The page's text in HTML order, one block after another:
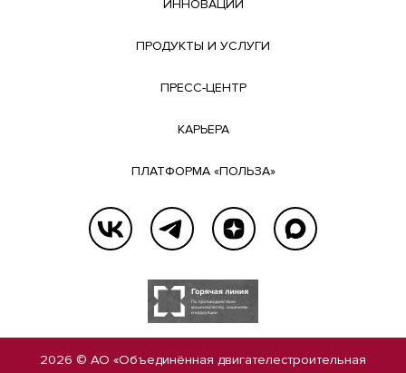
ИННОВАЦИИ
ПРОДУКТЫ И УСЛУГИ
ПРЕСС-ЦЕНТР
КАРЬЕРА
ПЛАТФОРМА «ПОЛЬЗА»
2026 © АО «Объединённая двигателестроительная